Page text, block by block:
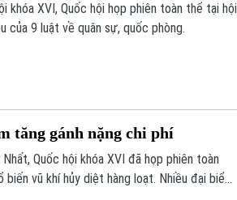
XVI, Quốc hội họp phiên toàn thể tại hội
của 9 luật về quân sự, quốc phòng.
tăng gánh nặng chi phí
Quốc hội khóa XVI đã họp phiên toàn
vũ khí hủy diệt hàng loạt. Nhiều đại biểu